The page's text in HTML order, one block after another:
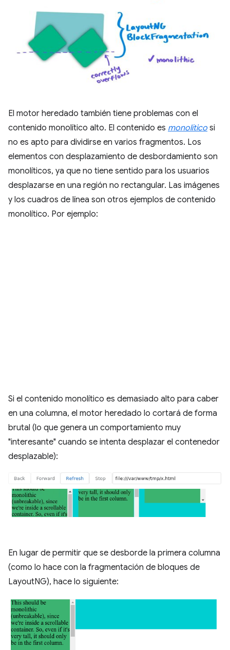
El motor heredado también tiene problemas con el
contenido monolítico alto. El contenido es monolítico si
no es apto para dividirse en varios fragmentos. Los
elementos con desplazamiento de desbordamiento son
monolíticos, ya que no tiene sentido para los usuarios
desplazarse en una región no rectangular. Las imágenes
y los cuadros de línea son otros ejemplos de contenido
monolítico. Por ejemplo:
Si el contenido monolítico es demasiado alto para caber
en una columna, el motor heredado lo cortará de forma
brutal (lo que genera un comportamiento muy
"interesante" cuando se intenta desplazar el contenedor
desplazable):
En lugar de permitir que se desborde la primera columna
(como lo hace con la fragmentación de bloques de
LayoutNG), hace lo siguiente: